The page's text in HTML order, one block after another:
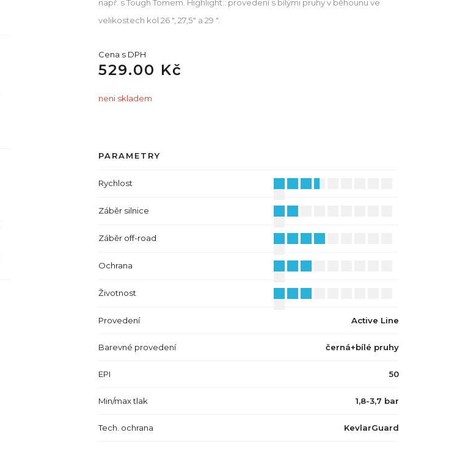
např. s Tough Tomem. Highlight:: provedení s bílými pruhy v běhounu ve
velikostech kol 26 ", 27,5" a 29 ".
Cena s DPH
529.00 Kč
neni skladem
PARAMETRY
Rychlost
Záběr silnice
Záběr off-road
Ochrana
Životnost
Provedení Active Line
Barevné provedení černá+bílé pruhy
EPI 50
Min/max tlak 1,8-3,7 bar
Tech. ochrana KevlarGuard